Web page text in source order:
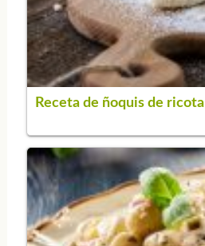
Receta de ñoquis de ricota